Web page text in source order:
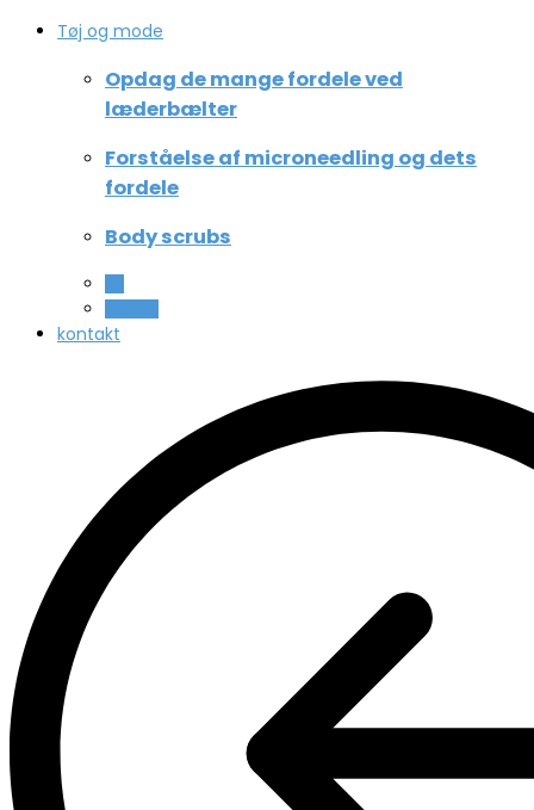
Tøj og mode
Opdag de mange fordele ved
læderbælter
Forståelse af microneedling og dets
fordele
Body scrubs
kontakt